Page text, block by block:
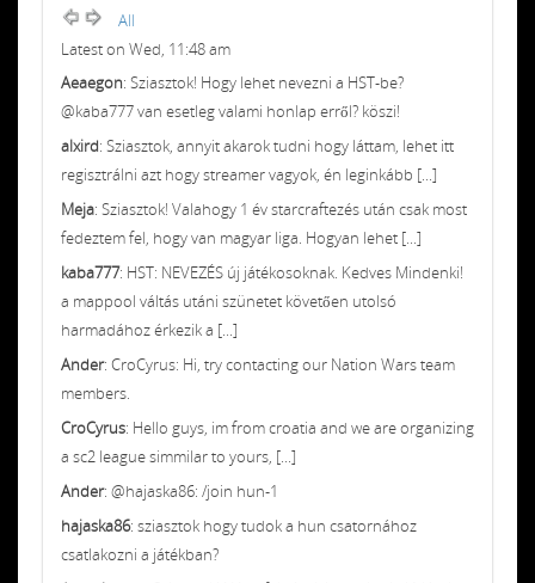
All
Latest on Wed, 11:48 am
Aeaegon: Sziasztok! Hogy lehet nevezni a HST-be?
@kaba777 van esetleg valami honlap erről? köszi!
alxird: Sziasztok, annyit akarok tudni hogy láttam, lehet itt
regisztrálni azt hogy streamer vagyok, én leginkább [...]
Meja: Sziasztok! Valahogy 1 év starcraftezés után csak most
fedeztem fel, hogy van magyar liga. Hogyan lehet [...]
kaba777: HST: NEVEZÉS új játékosoknak. Kedves Mindenki!
a mappool váltás utáni szünetet követően utolsó
harmadához érkezik a [...]
Ander: CroCyrus: Hi, try contacting our Nation Wars team
members.
CroCyrus: Hello guys, im from croatia and we are organizing
a sc2 league simmilar to yours, [...]
Ander: @hajaska86: /join hun-1
hajaska86: sziasztok hogy tudok a hun csatornához
csatlakozni a játékban?